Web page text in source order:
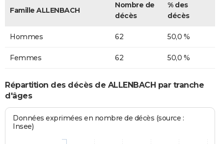
Famille ALLENBACH
Nombre de
décès
% des
décès
Hommes 62 50,0 %
Femmes 62 50,0 %
Répartition des décès de ALLENBACH par tranche
d'âges
Données exprimées en nombre de décès (source :
Insee)